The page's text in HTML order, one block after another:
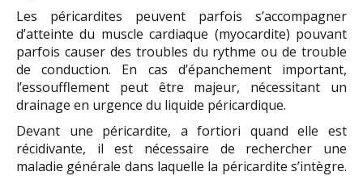
Les péricardites peuvent parfois s’accompagner
d’atteinte du muscle cardiaque (myocardite) pouvant
parfois causer des troubles du rythme ou de trouble
de conduction. En cas d’épanchement important,
l’essoufflement peut être majeur, nécessitant un
drainage en urgence du liquide péricardique.
Devant une péricardite, a fortiori quand elle est
récidivante, il est nécessaire de rechercher une
maladie générale dans laquelle la péricardite s’intègre.